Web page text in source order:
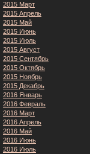
2015 Март
2015 Апрель
2015 Май
2015 Июнь
2015 Июль
2015 Август
2015 Сентябрь
2015 Октябрь
2015 Ноябрь
2015 Декабрь
2016 Январь
2016 Февраль
2016 Март
2016 Апрель
2016 Май
2016 Июнь
2016 Июль